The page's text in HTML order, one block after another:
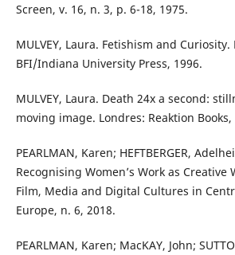
Screen, v. 16, n. 3, p. 6-18, 1975.
MULVEY, Laura. Fetishism and Curiosity.
BFI/Indiana University Press, 1996.
MULVEY, Laura. Death 24x a second:
moving image. Londres: Reaktion Books,
PEARLMAN, Karen; HEFTBERGER,
Recognising Women’s Work as Creative
Film, Media and Digital Cultures in
Europe, n. 6, 2018.
PEARLMAN, Karen; MacKAY, John;